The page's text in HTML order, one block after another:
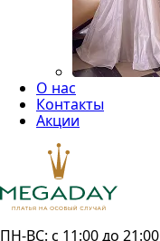
О нас
Контакты
Акции
ПН-ВС: с 11:00 до 21:00